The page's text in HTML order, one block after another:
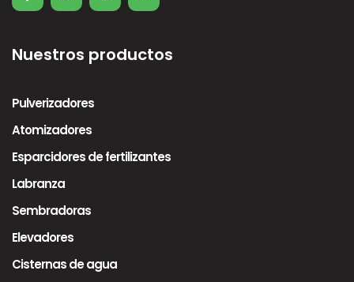
Nuestros productos
Pulverizadores
Atomizadores
Esparcidores de fertilizantes
Labranza
Sembradoras
Elevadores
Cisternas de agua